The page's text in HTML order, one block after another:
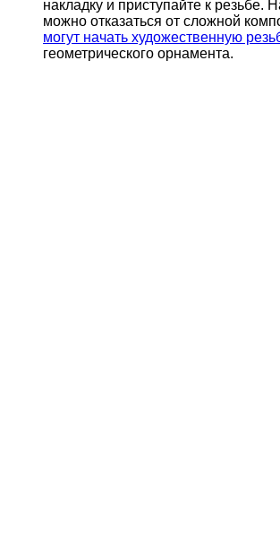
накладку и приступайте к резьбе.
можно отказаться от сложной
могут начать художественную
геометрического орнамента.